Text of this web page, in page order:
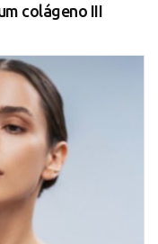
colágeno III